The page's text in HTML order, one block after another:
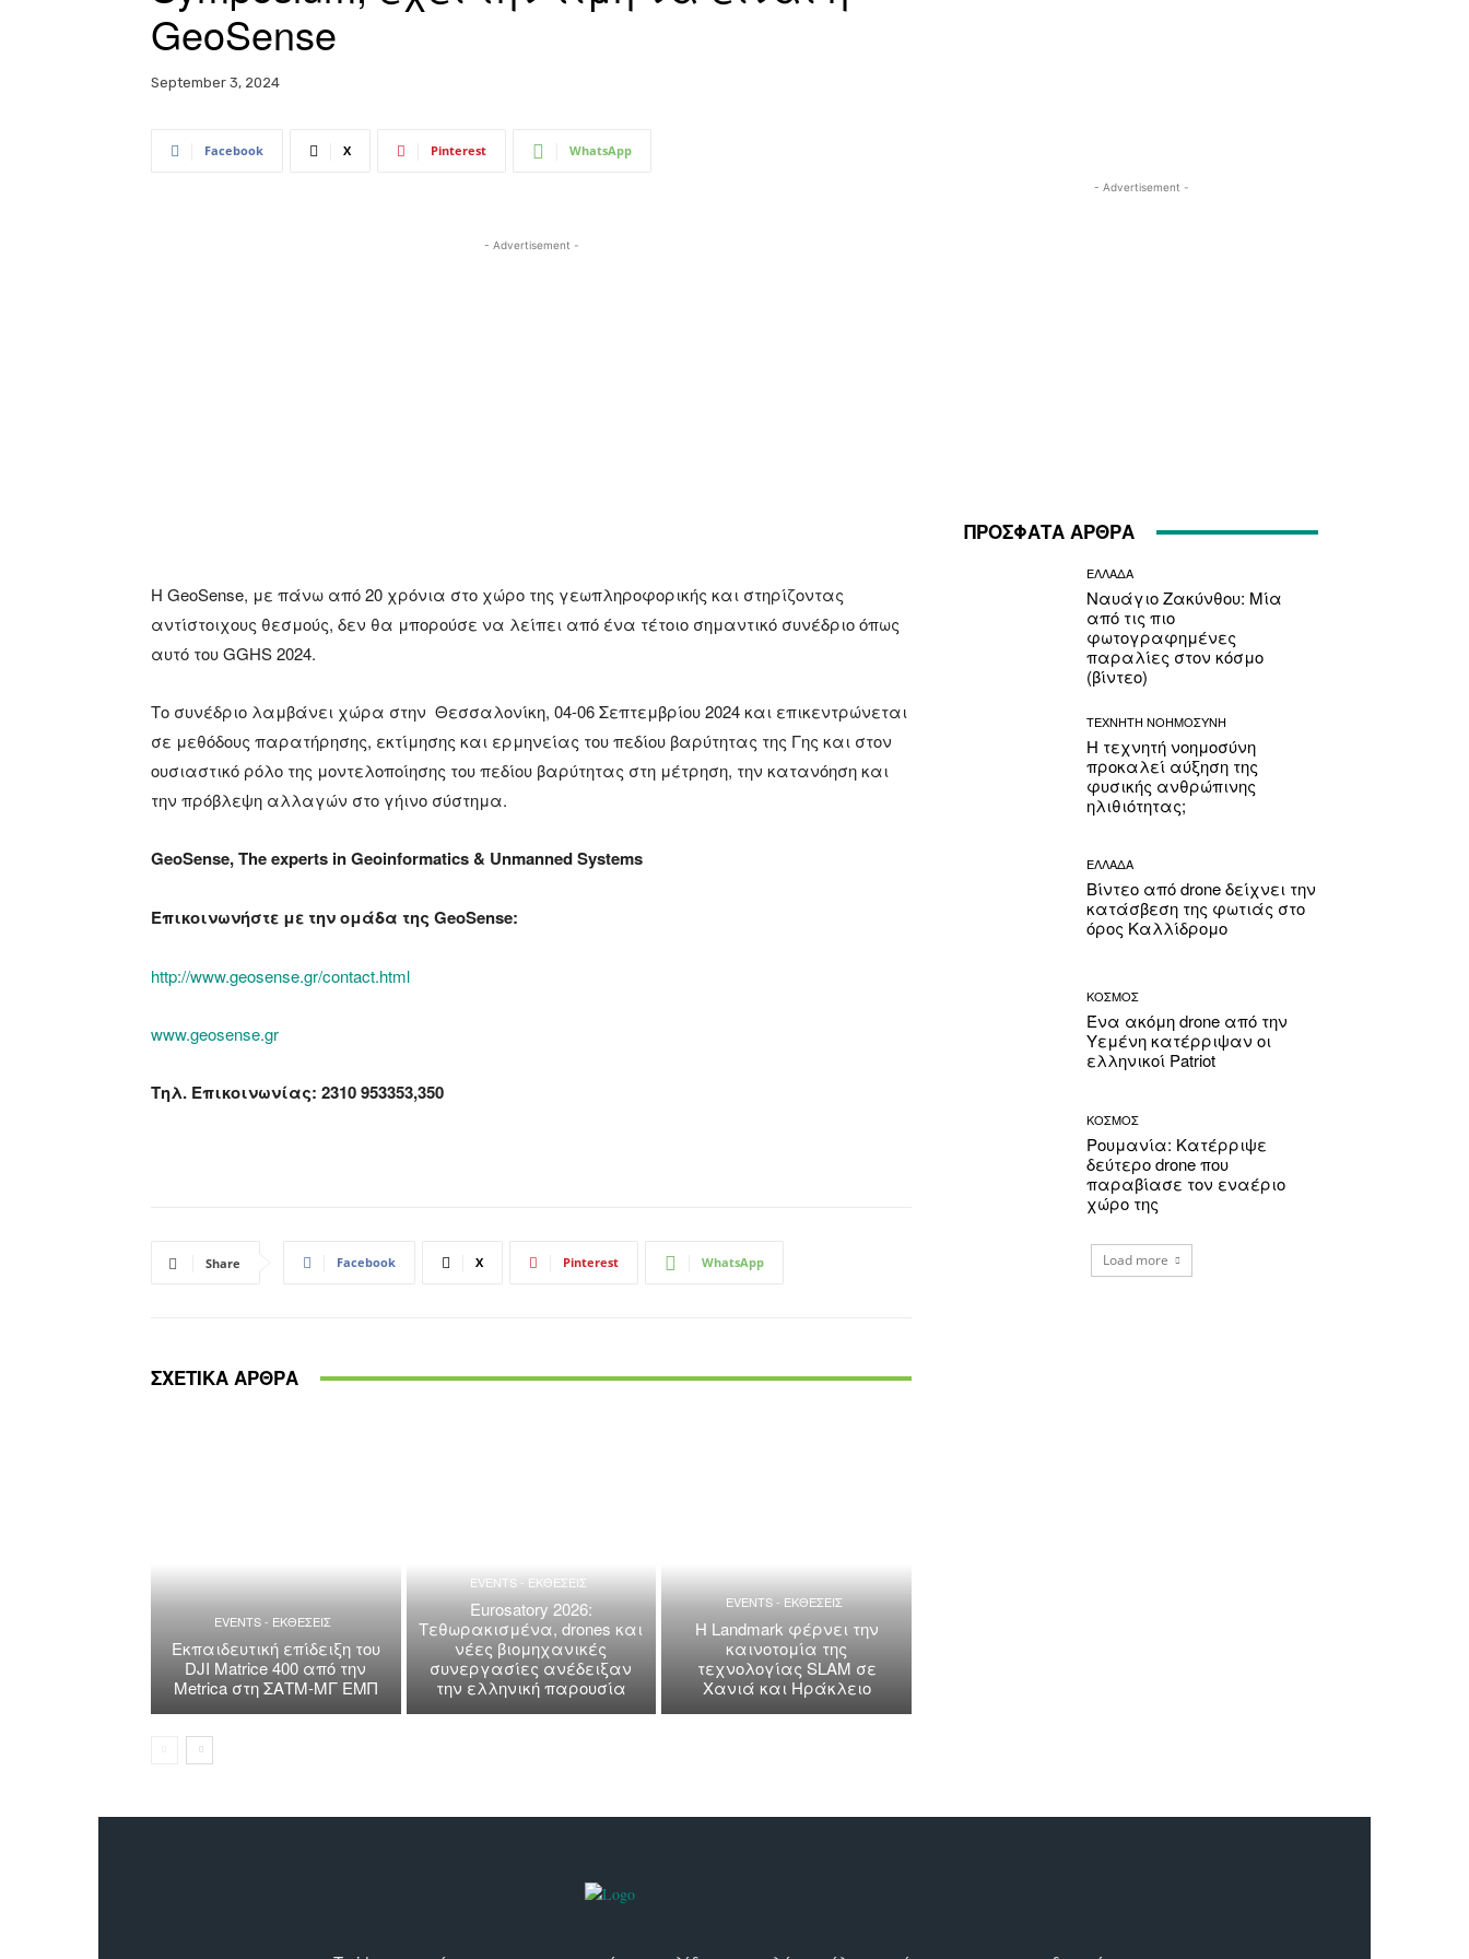
GeoSense
September 3, 2024
Facebook X Pinterest WhatsApp
- Advertisement -
Η GeoSense, με πάνω από 20 χρόνια στο χώρο της γεωπληροφορικής και στηρίζοντας
αντίστοιχους θεσμούς, δεν θα μπορούσε να λείπει από ένα τέτοιο σημαντικό συνέδριο όπως
αυτό του GGHS 2024.
Το συνέδριο λαμβάνει χώρα στην Θεσσαλονίκη, 04-06 Σεπτεμβρίου 2024 και επικεντρώνεται
σε μεθόδους παρατήρησης, εκτίμησης και ερμηνείας του πεδίου βαρύτητας της Γης και στον
ουσιαστικό ρόλο της μοντελοποίησης του πεδίου βαρύτητας στη μέτρηση, την κατανόηση και
την πρόβλεψη αλλαγών στο γήινο σύστημα.
GeoSense, The experts in Geoinformatics & Unmanned Systems
Επικοινωνήστε με την ομάδα της GeoSense:
http://www.geosense.gr/contact.html
www.geosense.gr
Τηλ. Επικοινωνίας: 2310 953353,350
Share Facebook X Pinterest WhatsApp
ΣΧΕΤΙΚΑ ΑΡΘΡΑ
EVENTS - ΕΚΘΕΣΕΙΣ
Εκπαιδευτική επίδειξη του
DJI Matrice 400 από την
Metrica στη ΣΑΤΜ-ΜΓ ΕΜΠ
EVENTS - ΕΚΘΕΣΕΙΣ
Eurosatory 2026:
Τεθωρακισμένα, drones και
νέες βιομηχανικές
συνεργασίες ανέδειξαν
την ελληνική παρουσία
EVENTS - ΕΚΘΕΣΕΙΣ
Η Landmark φέρνει την
καινοτομία της
τεχνολογίας SLAM σε
Χανιά και Ηράκλειο
- Advertisement -
ΠΡΟΣΦΑΤΑ ΑΡΘΡΑ
ΕΛΛΑΔΑ
Ναυάγιο Ζακύνθου: Μία
από τις πιο
φωτογραφημένες
παραλίες στον κόσμο
(βίντεο)
ΤΕΧΝΗΤΗ ΝΟΗΜΟΣΥΝΗ
Η τεχνητή νοημοσύνη
προκαλεί αύξηση της
φυσικής ανθρώπινης
ηλιθιότητας;
ΕΛΛΑΔΑ
Βίντεο από drone δείχνει την
κατάσβεση της φωτιάς στο
όρος Καλλίδρομο
ΚΟΣΜΟΣ
Ένα ακόμη drone από την
Υεμένη κατέρριψαν οι
ελληνικοί Patriot
ΚΟΣΜΟΣ
Ρουμανία: Κατέρριψε
δεύτερο drone που
παραβίασε τον εναέριο
χώρο της
Load more